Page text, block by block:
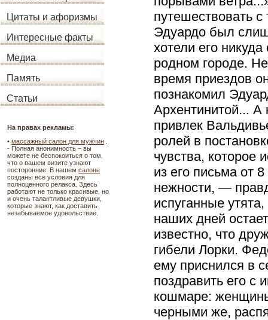
Цитаты и афоризмы
Интересные факты
Медиа
Память
Статьи
На правах рекламы:
• массажный салон для мужчин
- Полная анонимность – вы
можете не беспокоиться о том,
что о вашем визите узнают
посторонние. В нашем салоне
созданы все условия для
полноценного релакса. Здесь
работают не только красивые, но
и очень талантливые девушки,
которые знают, как доставить
незабываемое удовольствие.
путешествовать
Эдуардо был
хотели его
родном городе.
время приездов
познакомил
Архентинитой... А
привлек
ролей в
чувства, которое
из его письма от
нежности, —
испуганные
наших дней
известно, что
гибели Лорки.
ему приснился в
поздравить его с
кошмаре:
черными же,